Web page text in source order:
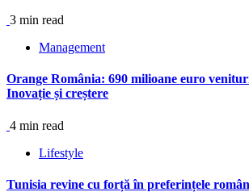
3 min read
Management
Orange România: 690 milioane euro
Inovație și creștere
4 min read
Lifestyle
Tunisia revine cu forță în preferințele